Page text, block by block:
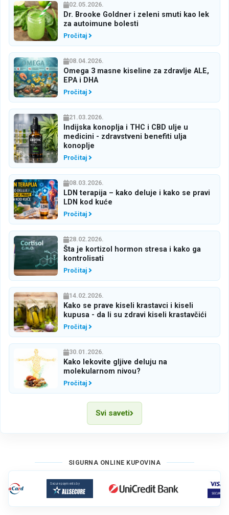
02.05.2026.
Dr. Brooke Goldner i zeleni smuti kao lek
za autoimune bolesti
Pročitaj
08.04.2026.
Omega 3 masne kiseline za zdravlje ALE,
EPA i DHA
Pročitaj
21.03.2026.
Indijska konoplja i THC i CBD ulje u
medicini - zdravstveni benefiti ulja
konoplje
Pročitaj
08.03.2026.
LDN terapija – kako deluje i kako se pravi
LDN kod kuće
Pročitaj
28.02.2026.
Šta je kortizol hormon stresa i kako ga
kontrolisati
Pročitaj
14.02.2026.
Kako se prave kiseli krastavci i kiseli
kupusa - da li su zdravi kiseli krastavčići
Pročitaj
30.01.2026.
Kako lekovite gljive deluju na
molekularnom nivou?
Pročitaj
Svi saveti
SIGURNA ONLINE KUPOVINA